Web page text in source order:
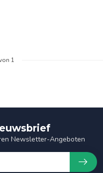
1
Newsletter-Angeboten